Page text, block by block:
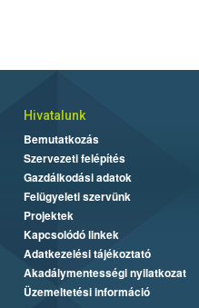
Hivatalunk
Bemutatkozás
Szervezeti felépítés
Gazdálkodási adatok
Felügyeleti szervünk
Projektek
Kapcsolódó linkek
Adatkezelési tájékoztató
Akadálymentességi nyilatkozat
Üzemeltetési információ